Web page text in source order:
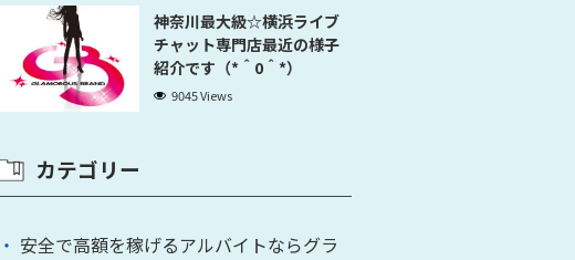
神奈川最大級☆横浜ライブ
チャット専門店最近の様子
紹介です（*＾0＾*）
9045 Views
カテゴリー
安全で高額を稼げるアルバイトならグラ